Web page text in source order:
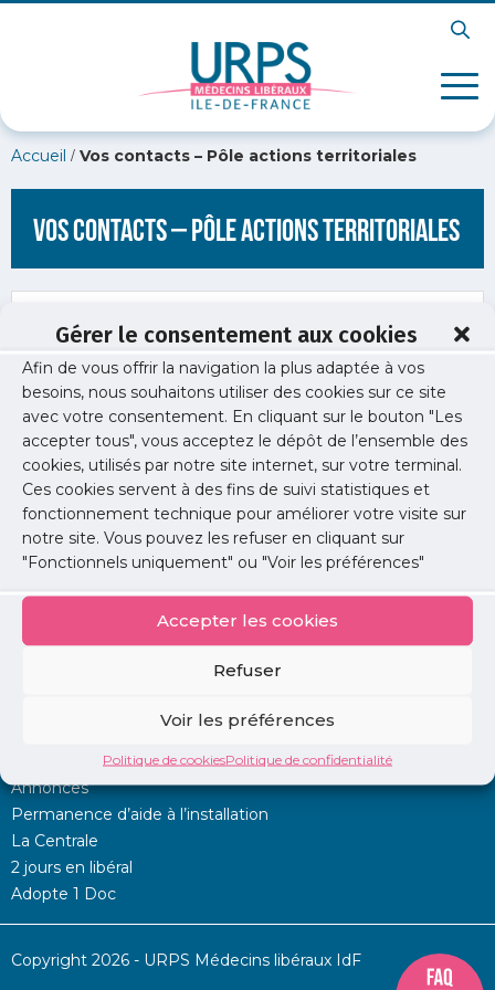
Gérer le consentement aux cookies
Afin de vous offrir la navigation la plus adaptée à vos
besoins, nous souhaitons utiliser des cookies sur ce site
avec votre consentement. En cliquant sur le bouton "Les
accepter tous", vous acceptez le dépôt de l’ensemble des
cookies, utilisés par notre site internet, sur votre terminal.
Ces cookies servent à des fins de suivi statistiques et
fonctionnement technique pour améliorer votre visite sur
notre site. Vous pouvez les refuser en cliquant sur
"Fonctionnels uniquement" ou "Voir les préférences"
Accepter les cookies
Refuser
Voir les préférences
Politique de cookiesPolitique de confidentialité
Accueil / Vos contacts – Pôle actions territoriales
Vos contacts – Pôle actions territoriales
Pour les départements 77, 93
David Bresson– Délégué aux actions territoriales URPS :
07 64 59 96 74
Pour les départements 78, 92 et 95
Isabelle Fournel– Délégué adjointe aux actions territoriales
URPS : 06 59 46 01 14
Pour les départements 75, 91 et 94
Laura Morage
– Déléguée adjointe aux actions territoriales
URPS : 06 64 21 17 50
et par mail : ​​​​​votreprojet@urps-med-idf.org
Mon URPS :
Annonces
Permanence d’aide à l’installation
La Centrale
2 jours en libéral
Adopte 1 Doc
Copyright 2026 - URPS Médecins libéraux IdF